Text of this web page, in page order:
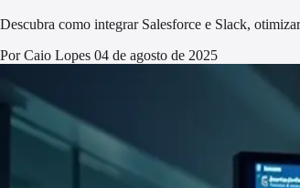
Descubra como integrar Salesforce e Slack,
Por Caio Lopes 04 de agosto de 2025